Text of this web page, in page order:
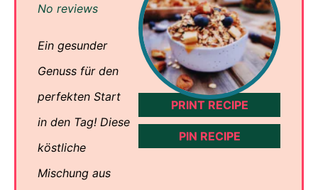
PRINT RECIPE
PIN RECIPE
No reviews
Ein gesunder
Genuss für den
perfekten Start
in den Tag! Diese
köstliche
Mischung aus